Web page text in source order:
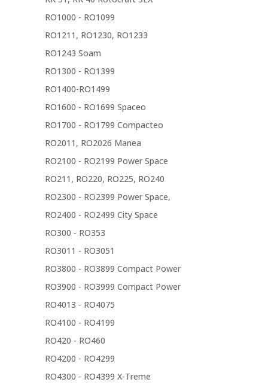
RO1000 - RO1099
RO1211, RO1230, RO1233
RO1243 Soam
RO1300 - RO1399
RO1400-RO1499
RO1600 - RO1699 Spaceo
RO1700 - RO1799 Compacteo
RO2011, RO2026 Manea
RO2100 - RO2199 Power Space
RO211, RO220, RO225, RO240
RO2300 - RO2399 Power Space,
RO2400 - RO2499 City Space
RO300 - RO353
RO3011 - RO3051
RO3800 - RO3899 Compact Power
RO3900 - RO3999 Compact Power
RO4013 - RO4075
RO4100 - RO4199
RO420 - RO460
RO4200 - RO4299
RO4300 - RO4399 X-Treme